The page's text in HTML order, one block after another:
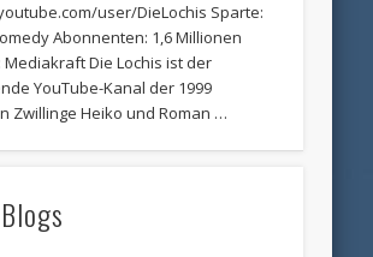
user/DieLochis Sparte:
Abonnenten: 1,6 Millionen
Mediakraft Die Lochis ist der
YouTube-Kanal der 1999
Zwillinge Heiko und Roman …